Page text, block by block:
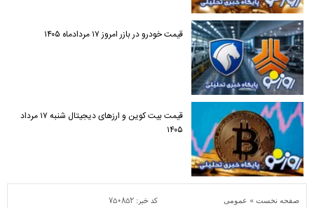
قیمت خودرو در بازر امروز ۱۷ مردادماه ۱۴۰۵
قیمت بیت کوین و ارز‌های دیجیتال شنبه ۱۷ مرداد
۱۴۰۵
صفحه نخست » عمومی کد خبر: ۷۵۰۸۵۲